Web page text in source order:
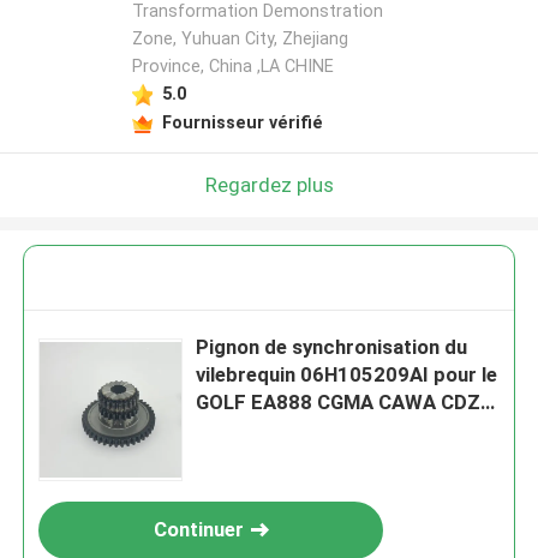
Transformation Demonstration
Zone, Yuhuan City, Zhejiang
Province, China ,LA CHINE
5.0
Fournisseur vérifié
Regardez plus
Pignon de synchronisation du
vilebrequin 06H105209AI pour le
GOLF EA888 CGMA CAWA CDZA
Continuer